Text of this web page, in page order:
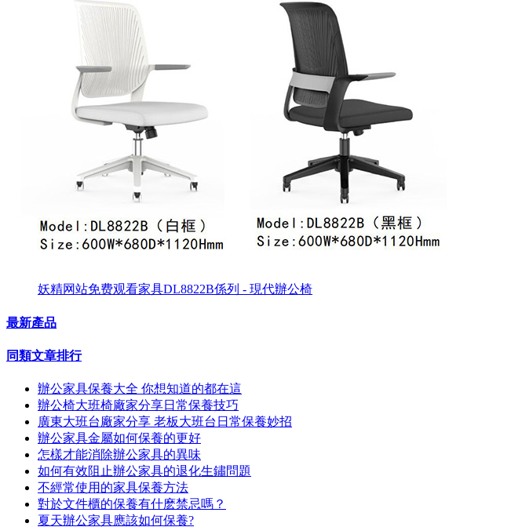
妖精网站免费观看家具DL8822B係列 - 現代辦公椅
最新產品
同類文章排行
辦公家具保養大全 你想知道的都在這
辦公椅大班椅廠家分享日常保養技巧
廣東大班台廠家分享 老板大班台日常保養妙招
辦公家具金屬如何保養的更好
怎樣才能消除辦公家具的異味
如何有效阻止辦公家具的退化生鏽問題
不經常使用的家具保養方法
對於文件櫃的保養有什麽禁忌嗎？
夏天辦公家具應該如何保養?